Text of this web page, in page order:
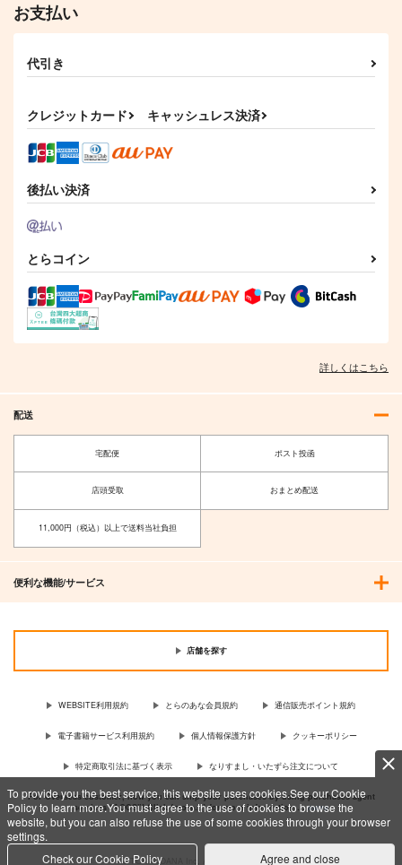
To provide you the best service, this website uses cookies.See our Cookie
Policy to learn more.You must agree to the use of cookies to browse the
website, but you can also refuse the use of some cookies through your browser
settings.
Check our Cookie Policy
Agree and close
お支払い
代引き
クレジットカード キャッシュレス決済
後払い決済
とらコイン
詳しくはこちら
配送
宅配便 ポスト投函
店頭受取 おまとめ配送
11,000円（税込）以上で送料当社負担
便利な機能/サービス
店舗を探す
WEBSITE利用規約 とらのあな会員規約 通信販売ポイント規約
電子書籍サービス利用規約 個人情報保護方針 クッキーポリシー
特定商取引法に基づく表示 なりすまし・いたずら注文について
For Overseas customer, now you can ship your purchases by using purchases agent
services “AOCS”! Click {more…} for more information …more
c TORANOANA Inc, All Rights Reserved.